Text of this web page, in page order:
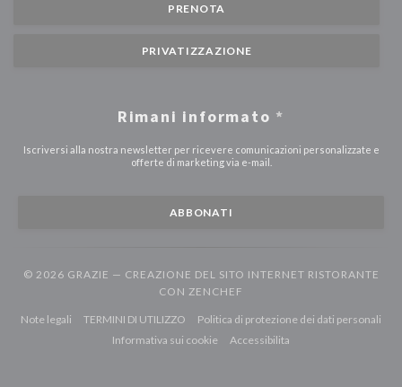
PRENOTA
PRIVATIZZAZIONE
Rimani informato *
Iscriversi alla nostra newsletter per ricevere comunicazioni personalizzate e
offerte di marketing via e-mail.
ABBONATI
© 2026 GRAZIE — CREAZIONE DEL SITO INTERNET RISTORANTE
CON ZENCHEF
Note legali ((apre una nuova finestra))
TERMINI DI UTILIZZO ((apre una nuova finestra))
Politica di protezione dei dati personali
Informativa sui cookie((apre una nuova finestra))
Accessibilita